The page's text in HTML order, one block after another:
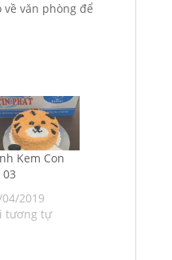
về văn phòng để
Kem Con
03
2019
tương tự